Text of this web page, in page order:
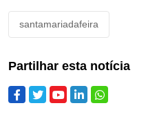
santamariadafeira
Partilhar esta notícia